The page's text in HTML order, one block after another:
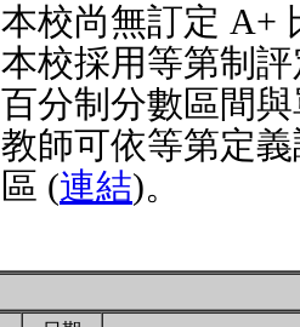
本校尚無訂定 A+
本校採用等第制
百分制分數區間
教師可依等第定
區 (連結)。